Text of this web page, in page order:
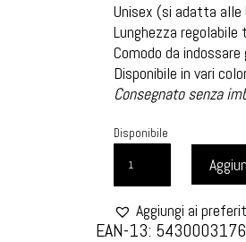
Unisex (si adatta alle
Lunghezza
Comodo da
Disponibile in vari
Consegnato senza
Disponibile
YAKA
E
RAFFINATEZZA
Aggiungi ai
EAN-13: